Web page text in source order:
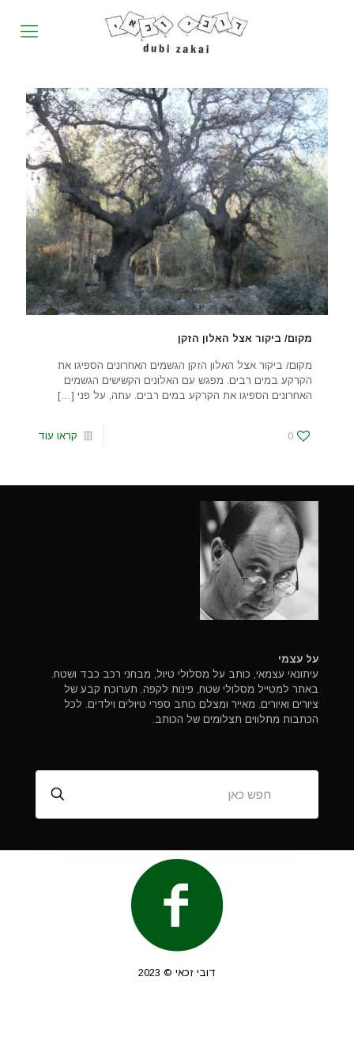
מקום/ ביקור אצל האלון הזקן
מקום/ ביקור אצל האלון הזקן הגשמים האחרונים הספיגו את
הקרקע במים רבים. מפגש עם האלונים הקשישים הגשמים
האחרונים הספיגו את הקרקע במים רבים. עתה, על פני […]
0 קראו עוד
על עצמי
עיתונאי עצמאי, כותב על מסלולי טיול, מבחני רכב כבד ושטח.
באתר למטייל מסלולי שטח, פינות לקפה. תערוכת קבע של
ציורים ואיורים. מאייר ומצלם כותב ספרי טיולים וילדים. לכל
הכתבות מתלווים תצלומים של הכותב.
דובי זכאי © 2023